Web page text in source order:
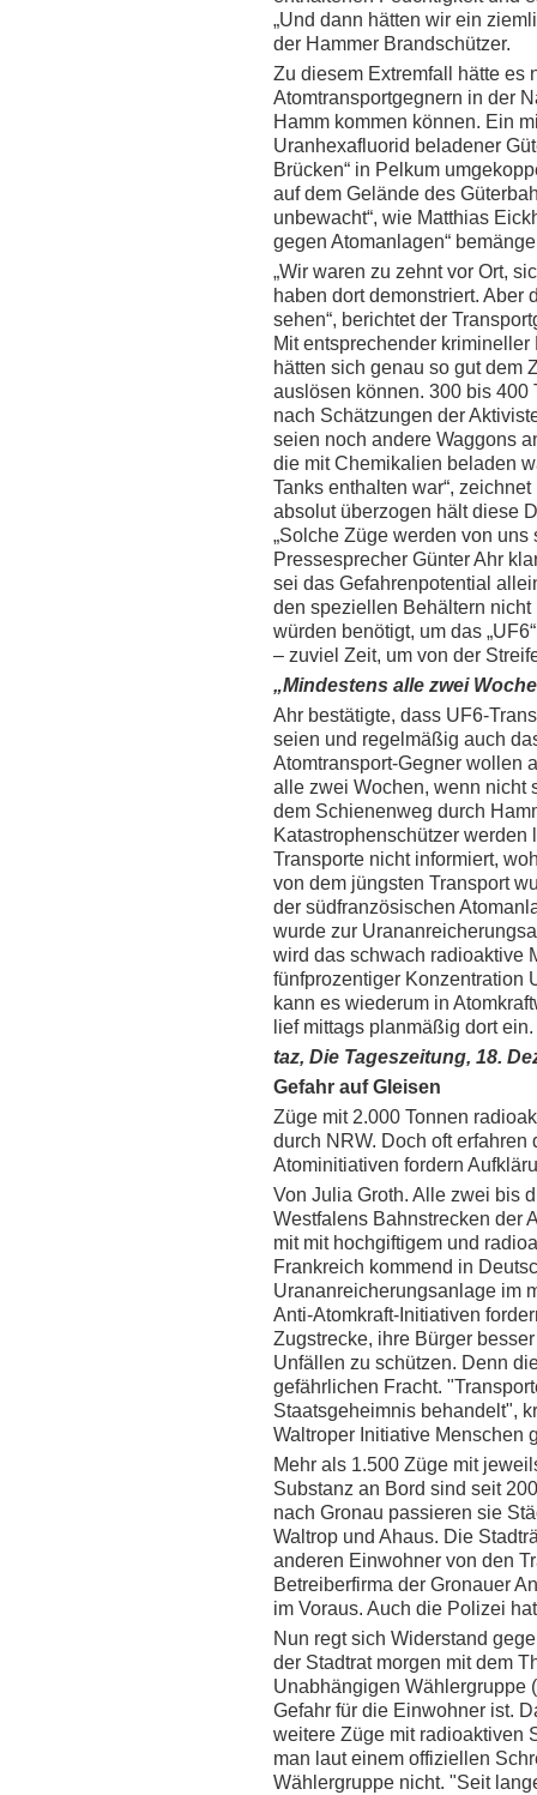
„Und dann hätten wir ein
der Hammer Brandschützer.
Zu diesem Extremfall hätte es
Atomtransportgegnern in der
Hamm kommen können. Ein
Uranhexafluorid beladener
Brücken“ in Pelkum
auf dem Gelände des
unbewacht“, wie Matthias
gegen Atomanlagen“
„Wir waren zu zehnt vor Ort,
haben dort demonstriert. Aber
sehen“, berichtet der
Mit entsprechender
hätten sich genau so gut dem
auslösen können. 300 bis 400
nach Schätzungen der
seien noch andere Waggons
die mit Chemikalien beladen
Tanks enthalten war“,
absolut überzogen hält diese
„Solche Züge werden von uns
Pressesprecher Günter Ahr
sei das Gefahrenpotential
den speziellen Behältern nicht
würden benötigt, um das
– zuviel Zeit, um von der
„Mindestens alle zwei
Ahr bestätigte, dass UF6-
seien und regelmäßig auch
Atomtransport-Gegner wollen
alle zwei Wochen, wenn nicht
dem Schienenweg durch
Katastrophenschützer
Transporte nicht informiert,
von dem jüngsten Transport
der südfranzösischen
wurde zur
wird das schwach radioaktive
fünfprozentiger Konzentration
kann es wiederum in
lief mittags planmäßig dort ein.
taz, Die Tageszeitung, 18.
Gefahr auf Gleisen
Züge mit 2.000 Tonnen
durch NRW. Doch oft
Atominitiativen fordern
Von Julia Groth. Alle zwei bis
Westfalens Bahnstrecken der
mit mit hochgiftigem und
Frankreich kommend in
Urananreicherungsanlage im
Anti-Atomkraft-Initiativen
Zugstrecke, ihre Bürger
Unfällen zu schützen. Denn
gefährlichen Fracht.
Staatsgeheimnis behandelt",
Waltroper Initiative Menschen
Mehr als 1.500 Züge mit
Substanz an Bord sind seit
nach Gronau passieren sie
Waltrop und Ahaus. Die
anderen Einwohner von den
Betreiberfirma der Gronauer
im Voraus. Auch die Polizei
Nun regt sich Widerstand
der Stadtrat morgen mit dem
Unabhängigen Wählergruppe
Gefahr für die Einwohner ist.
weitere Züge mit radioaktiven
man laut einem offiziellen
Wählergruppe nicht. "Seit